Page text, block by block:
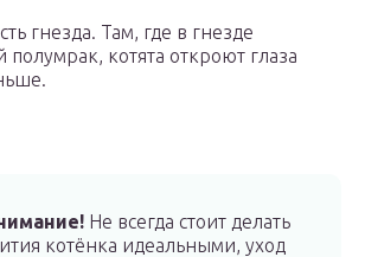
гнезда. Там, где в гнезде
полумрак, котята откроют глаза
Не всегда стоит делать
котёнка идеальными, уход